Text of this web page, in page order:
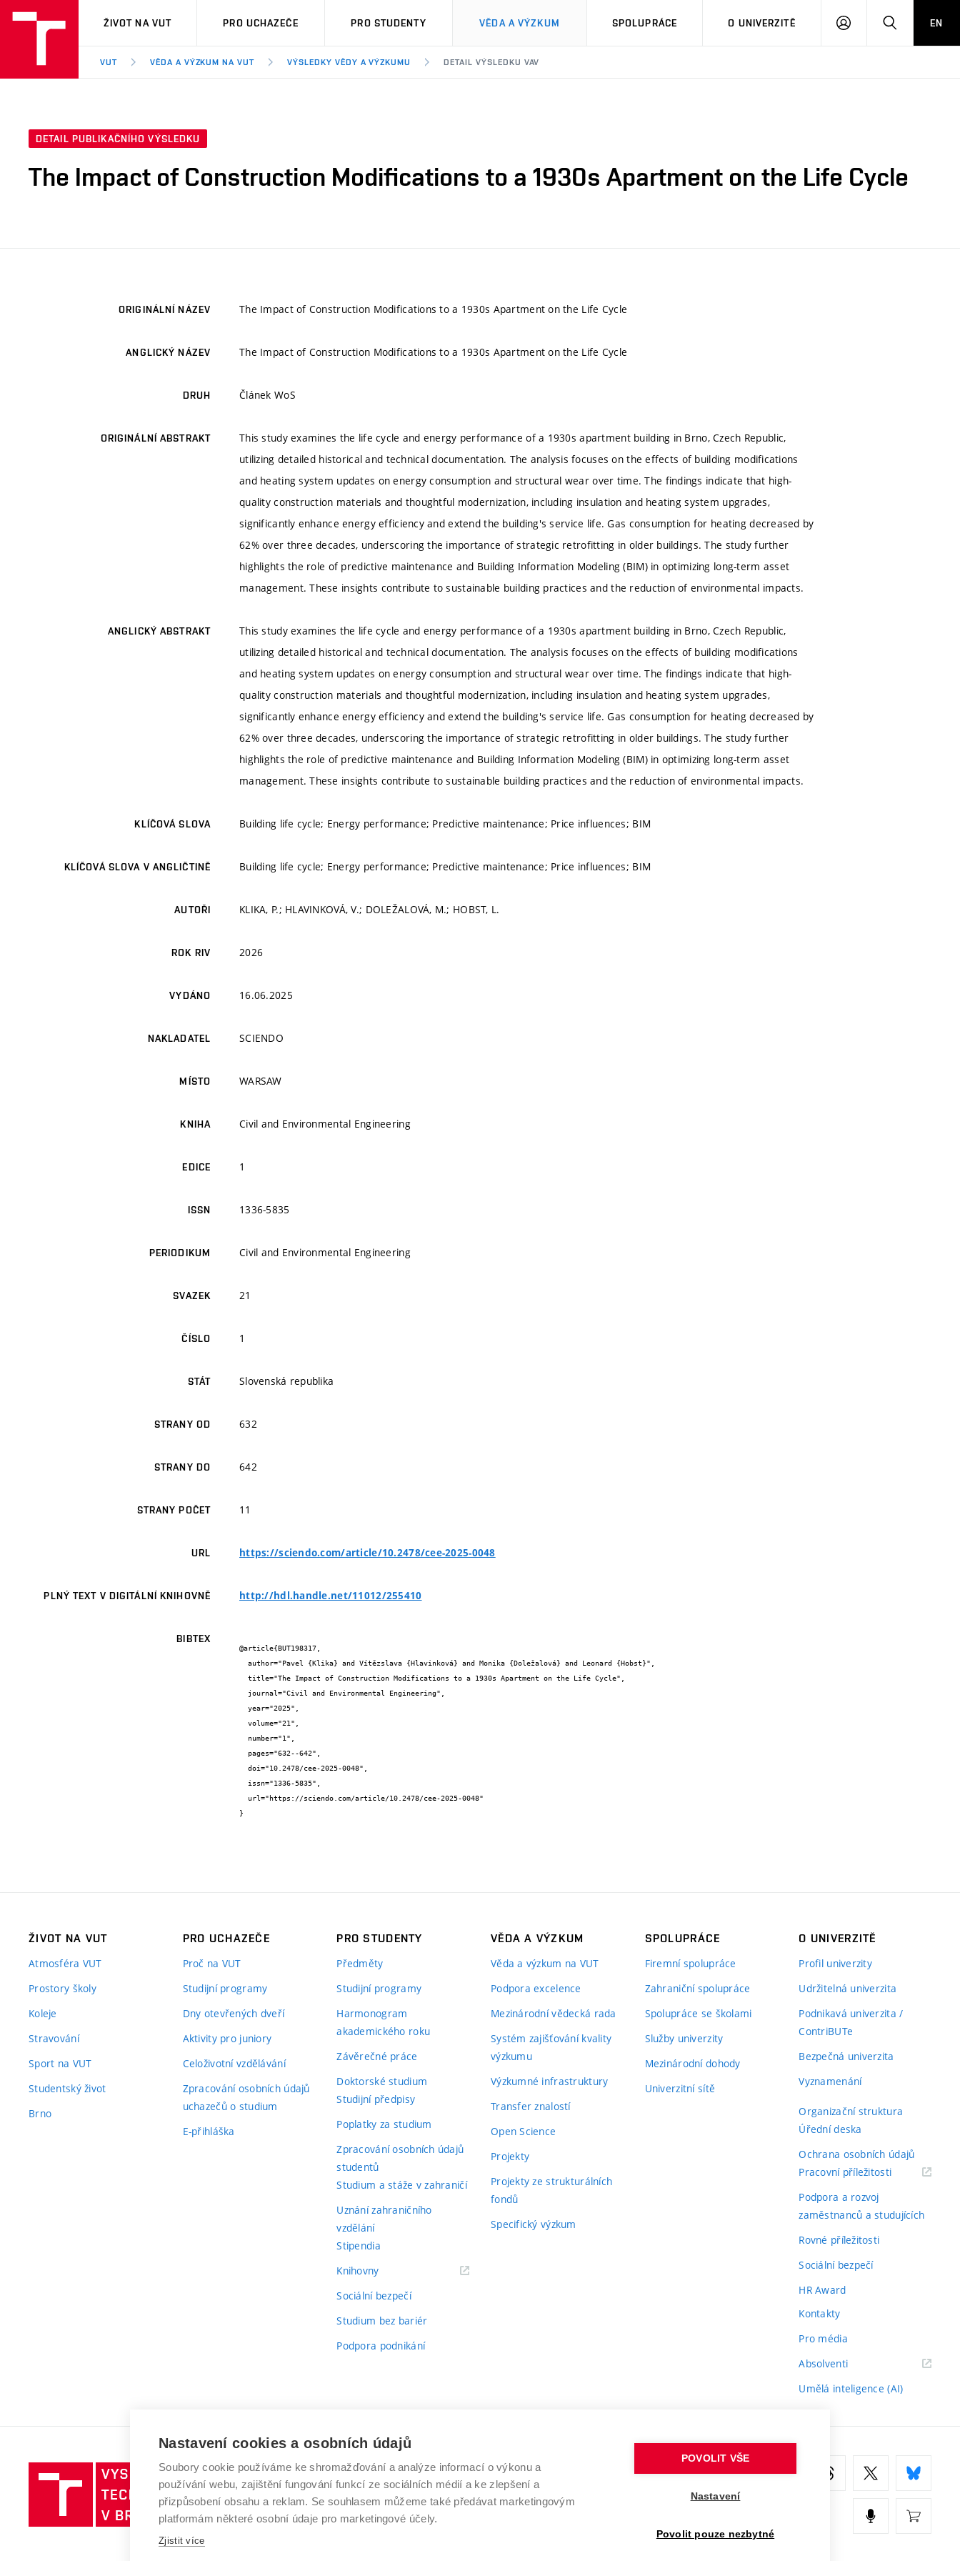
VUT
ŽIVOT NA VUT PRO UCHAZEČE PRO STUDENTY VĚDA A VÝZKUM SPOLUPRÁCE O UNIVERZITĚ
PŘIHLÁSIT HLEDATEN
VUT VĚDA A VÝZKUM NA VUT VÝSLEDKY VĚDY A VÝZKUMU DETAIL VÝSLEDKU VAV
DETAIL PUBLIKAČNÍHO VÝSLEDKU
The Impact of Construction Modifications to a 1930s Apartment on the Life Cycle
ORIGINÁLNÍ NÁZEV The Impact of Construction Modifications to a 1930s Apartment on the Life Cycle
ANGLICKÝ NÁZEV The Impact of Construction Modifications to a 1930s Apartment on the Life Cycle
DRUH Článek WoS
ORIGINÁLNÍ ABSTRAKT
This study examines the life cycle and energy performance of a 1930s apartment building in Brno, Czech Republic,
utilizing detailed historical and technical documentation. The analysis focuses on the effects of building modifications
and heating system updates on energy consumption and structural wear over time. The findings indicate that high-
quality construction materials and thoughtful modernization, including insulation and heating system upgrades,
significantly enhance energy efficiency and extend the building's service life. Gas consumption for heating decreased by
62% over three decades, underscoring the importance of strategic retrofitting in older buildings. The study further
highlights the role of predictive maintenance and Building Information Modeling (BIM) in optimizing long-term asset
management. These insights contribute to sustainable building practices and the reduction of environmental impacts.
ANGLICKÝ ABSTRAKT
This study examines the life cycle and energy performance of a 1930s apartment building in Brno, Czech Republic,
utilizing detailed historical and technical documentation. The analysis focuses on the effects of building modifications
and heating system updates on energy consumption and structural wear over time. The findings indicate that high-
quality construction materials and thoughtful modernization, including insulation and heating system upgrades,
significantly enhance energy efficiency and extend the building's service life. Gas consumption for heating decreased by
62% over three decades, underscoring the importance of strategic retrofitting in older buildings. The study further
highlights the role of predictive maintenance and Building Information Modeling (BIM) in optimizing long-term asset
management. These insights contribute to sustainable building practices and the reduction of environmental impacts.
KLÍČOVÁ SLOVA Building life cycle; Energy performance; Predictive maintenance; Price influences; BIM
KLÍČOVÁ SLOVA V ANGLIČTINĚ Building life cycle; Energy performance; Predictive maintenance; Price influences; BIM
AUTOŘI KLIKA, P.; HLAVINKOVÁ, V.; DOLEŽALOVÁ, M.; HOBST, L.
ROK RIV 2026
VYDÁNO 16.06.2025
NAKLADATEL SCIENDO
MÍSTO WARSAW
KNIHA Civil and Environmental Engineering
EDICE 1
ISSN 1336-5835
PERIODIKUM Civil and Environmental Engineering
SVAZEK 21
ČÍSLO 1
STÁT Slovenská republika
STRANY OD 632
STRANY DO 642
STRANY POČET 11
URL https://sciendo.com/article/10.2478/cee-2025-0048
PLNÝ TEXT V DIGITÁLNÍ KNIHOVNĚ http://hdl.handle.net/11012/255410
BIBTEX
@article{BUT198317,
}
ŽIVOT NA VUT
Atmosféra VUT
Prostory školy
Koleje
Stravování
Sport na VUT
Studentský život
Brno
PRO UCHAZEČE
Proč na VUT
Studijní programy
Dny otevřených dveří
Aktivity pro juniory
Celoživotní vzdělávání
Zpracování osobních údajů
uchazečů o studium
E-přihláška
PRO STUDENTY
Předměty
Studijní programy
Harmonogram
akademického roku
Závěrečné práce
Doktorské studium
Studijní předpisy
Poplatky za studium
Zpracování osobních údajů
studentů
Studium a stáže v zahraničí
Uznání zahraničního
vzdělání
Stipendia
Knihovny(externí
Sociální bezpečí
Studium bez bariér
Podpora podnikání
VĚDA A VÝZKUM
Věda a výzkum na VUT
Podpora excelence
Mezinárodní vědecká rada
Systém zajišťování kvality
výzkumu
Výzkumné infrastruktury
Transfer znalostí
Open Science
Projekty
Projekty ze strukturálních
fondů
Specifický výzkum
SPOLUPRÁCE
Firemní spolupráce
Zahraniční spolupráce
Spolupráce se školami
Služby univerzity
Mezinárodní dohody
Univerzitní sítě
O UNIVERZITĚ
Profil univerzity
Udržitelná univerzita
Podnikavá univerzita /
ContriBUTe
Bezpečná univerzita
Vyznamenání
Organizační struktura
Úřední deska
Ochrana osobních údajů
Pracovní příležitosti(externí
Podpora a rozvoj
zaměstnanců a studujících
Rovné příležitosti
Sociální bezpečí
HR Award
Kontakty
Pro média
Absolventi(externí
Umělá inteligence (AI)
Vysoké
učení
technické
v
VYSOKÉ UČENÍ TECHNICKÉ V BRNĚ
Antonínská 548/1
602 00 Brno
www.vut.cz
Nastavení cookies a osobních údajů
Soubory cookie používáme ke shromažďování a analýze informací o výkonu a
používání webu, zajištění fungování funkcí ze sociálních médií a ke zlepšení a
přizpůsobení obsahu a reklam. Se souhlasem můžeme také předávat marketingovým
platformám některé osobní údaje pro marketingové účely.
Zjistit více
POVOLIT VŠE
Nastavení
Povolit pouze nezbytné